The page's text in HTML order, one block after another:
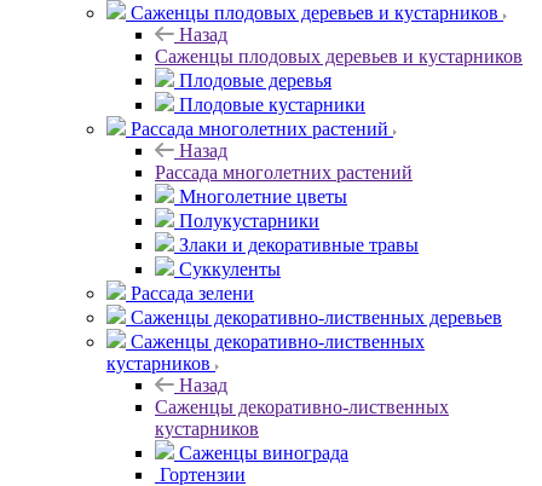
Саженцы плодовых деревьев и кустарников
Назад
Саженцы плодовых деревьев и кустарников
Плодовые деревья
Плодовые кустарники
Рассада многолетних растений
Назад
Рассада многолетних растений
Многолетние цветы
Полукустарники
Злаки и декоративные травы
Суккуленты
Рассада зелени
Саженцы декоративно-лиственных деревьев
Саженцы декоративно-лиственных
кустарников
Назад
Саженцы декоративно-лиственных
кустарников
Саженцы винограда
Гортензии